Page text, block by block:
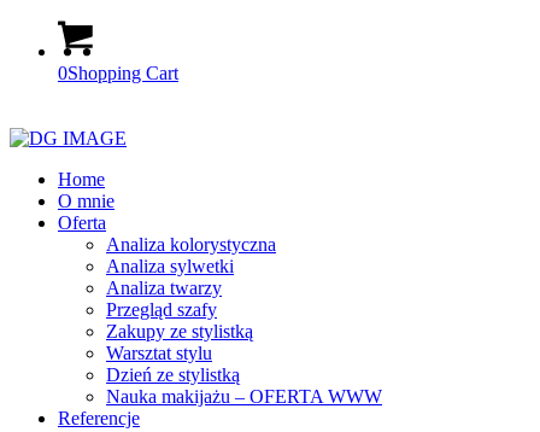
0Shopping Cart
Home
O mnie
Oferta
Analiza kolorystyczna
Analiza sylwetki
Analiza twarzy
Przegląd szafy
Zakupy ze stylistką
Warsztat stylu
Dzień ze stylistką
Nauka makijażu – OFERTA WWW
Referencje